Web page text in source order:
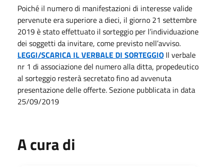
Poiché il numero di manifestazioni di interesse valide
pervenute era superiore a dieci, il giorno 21 settembre
2019 è stato effettuato il sorteggio per l’individuazione
dei soggetti da invitare, come previsto nell’avviso.
LEGGI/SCARICA IL VERBALE DI SORTEGGIO Il verbale
nr 1 di associazione del numero alla ditta, propedeutico
al sorteggio resterà secretato fino ad avvenuta
presentazione delle offerte. Sezione pubblicata in data
25/09/2019
A cura di